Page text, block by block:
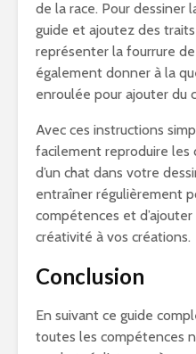
de la race. Pour dessiner
guide et ajoutez des
représenter la fourrure
également donner à la
enroulée pour ajouter du
Avec ces instructions
facilement reproduire les
d’un chat dans votre
entraîner régulièrement
compétences et
créativité à vos créations.
Conclusion
En suivant ce guide
toutes les compétences